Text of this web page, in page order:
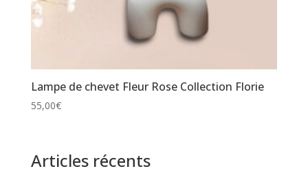
Lampe de chevet Fleur Rose Collection Florie
55,00€
Articles récents